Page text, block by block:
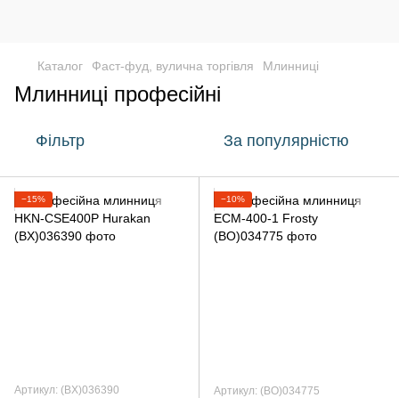
Каталог Фаст-фуд, вулична торгівля Млинниці
Млинниці професійні
Фільтр За популярністю
−15%
Артикул: (BX)036390
−10%
Артикул: (BO)034775